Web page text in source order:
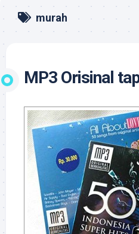
murah
MP3 Orisinal